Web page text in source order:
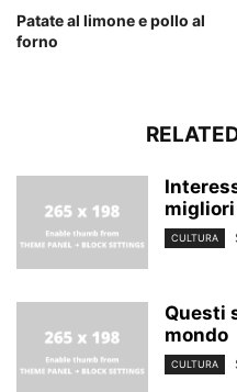
Patate al limone e pollo al
forno
migliori
CULTURA
Questi
mondo
CULTURA